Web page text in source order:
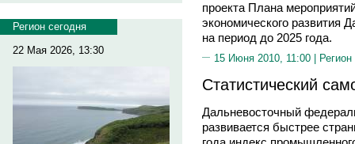
Регион сегодня
22 Мая 2026, 13:30
проекта Плана
экономического развития
на период до 2025 года.
15 Июня 2010, 11:00 | Регион
Статистический
Дальневосточный
развивается быстрее